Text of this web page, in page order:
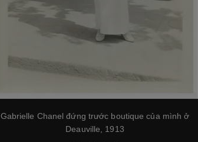
Gabrielle Chanel đứng trước boutique của mình ở
Deauville, 1913